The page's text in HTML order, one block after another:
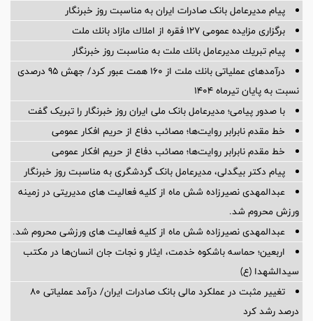
پیام مدیرعامل بانک صادرات ایران به مناسبت روز خبرنگار
برگزاری مزایده عمومی 127 فقره از املاك مازاد بانك ملت
پیام تبریك مدیرعامل بانك ملت به مناسبت روز خبرنگار
درآمدهای عملیاتی بانك ملت از 160 همت عبور كرد/ جهش 95 درصدی
نسبت به پایان تیرماه 1404
با صدور پیامی؛ مدیرعامل بانک ملی ایران روز خبرنگار را تبریک گفت
خط مقدم نابرابر روایت‌ها؛ مصائب دفاع از حریم افکار عمومی
خط مقدم نابرابر روایت‌ها؛ مصائب دفاع از حریم افکار عمومی
پیام دکتر بیگدلی، مدیرعامل بانک گردشگری به مناسبت روز خبرنگار
عبدالمهدی نصیرزاده شش ماه از کلیه فعالیت های مدیریتی در زمینه
ورزش محروم شد.
عبدالمهدی نصیرزاده شش ماه از کلیه فعالیت های ورزشی محروم شد.
اربعین؛ حماسه باشکوه خدمت، ایثار و نجات جان انسان‌ها در مکتب
سیدالشهدا (ع)
تغییر مثبت در عملکرد مالی بانک صادرات ایران/ درآمد عملیاتی 80
درصد رشد کرد